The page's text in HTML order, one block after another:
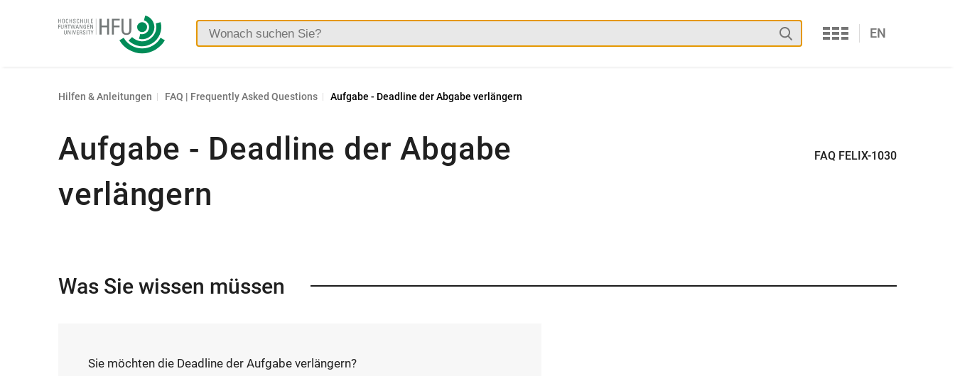
Hochschule
Furtwangen
Suchen
Services
EN
Hilfen & Anleitungen FAQ | Frequently Asked Questions Aufgabe - Deadline der Abgabe verlängern
Aufgabe - Deadline der Abgabe
verlängern
FAQ FELIX-1030
Was Sie wissen müssen
Sie möchten die Deadline der Aufgabe verlängern?